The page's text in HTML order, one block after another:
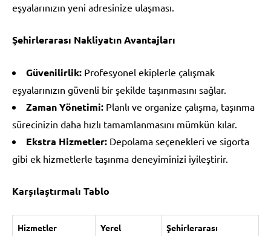
eşyalarınızın yeni adresinize ulaşması.
Şehirlerarası Nakliyatın Avantajları
Güvenilirlik: Profesyonel ekiplerle çalışmak
eşyalarınızın güvenli bir şekilde taşınmasını sağlar.
Zaman Yönetimi: Planlı ve organize çalışma, taşınma
sürecinizin daha hızlı tamamlanmasını mümkün kılar.
Ekstra Hizmetler: Depolama seçenekleri ve sigorta
gibi ek hizmetlerle taşınma deneyiminizi iyileştirir.
Karşılaştırmalı Tablo
Hizmetler
Yerel
Şehirlerarası